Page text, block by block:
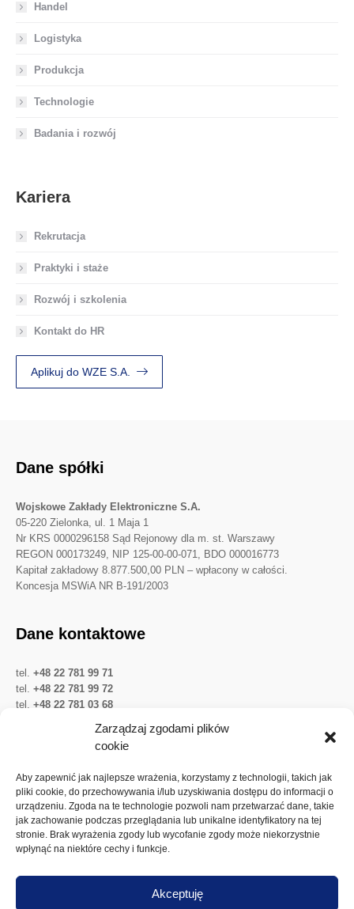
Zarządzaj zgodami plików
cookie
Aby zapewnić jak najlepsze wrażenia, korzystamy z technologii, takich jak
pliki cookie, do przechowywania i/lub uzyskiwania dostępu do informacji o
urządzeniu. Zgoda na te technologie pozwoli nam przetwarzać dane, takie
jak zachowanie podczas przeglądania lub unikalne identyfikatory na tej
stronie. Brak wyrażenia zgody lub wycofanie zgody może niekorzystnie
wpłynąć na niektóre cechy i funkcje.
Akceptuję
Handel
Logistyka
Produkcja
Technologie
Badania i rozwój
Kariera
Rekrutacja
Praktyki i staże
Rozwój i szkolenia
Kontakt do HR
Aplikuj do WZE S.A.
Dane spółki
Wojskowe Zakłady Elektroniczne S.A.
05-220 Zielonka, ul. 1 Maja 1
Nr KRS 0000296158 Sąd Rejonowy dla m. st. Warszawy
REGON 000173249, NIP 125-00-00-071, BDO 000016773
Kapitał zakładowy 8.877.500,00 PLN – wpłacony w całości.
Koncesja MSWiA NR B-191/2003
Dane kontaktowe
tel. +48 22 781 99 71
tel. +48 22 781 99 72
tel. +48 22 781 03 68
LinkedIn
YouTube
Ważne linki
Ochrona danych osobowych
Akcje Spółki
Walne zgromadzenia